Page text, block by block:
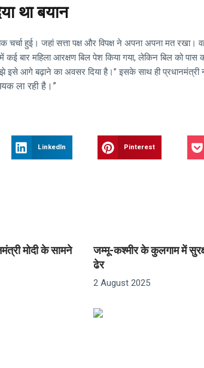
था बयान
हुई। जहां सत्ता पक्ष और विपक्ष ने अपना अपना मत रखा।
बार महिला आरक्षण बिल पेश किया गया, लेकिन बिल को पास
आगे बढ़ाने का अवसर दिया है।” इसके साथ ही प्रधानमंत्री
ला रही है।”
LinkedIn Pinterest
मोदी के सामने
जम्मू-कश्मीर के कुलगाम में
ढेर
2 August 2025